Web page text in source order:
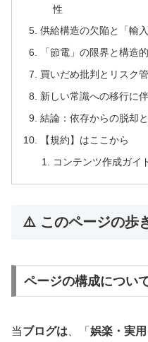
性
供給構造の欠陥と「輸
「節電」の限界と構造
買いだめ批判とリスク
新しい常識への移行に
結論：依存からの脱却
【規約】はここから
コンテンツ作成ガイ
⚠️ このページの歩
ページの構成につい
当ブログは 、「 娯楽・実用